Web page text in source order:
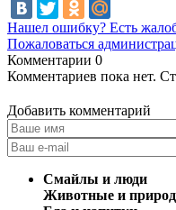
Нашел ошибку? Есть
Пожаловаться
Комментарии 0
Комментариев пока нет.
Добавить комментарий
Смайлы и люди
Животные и